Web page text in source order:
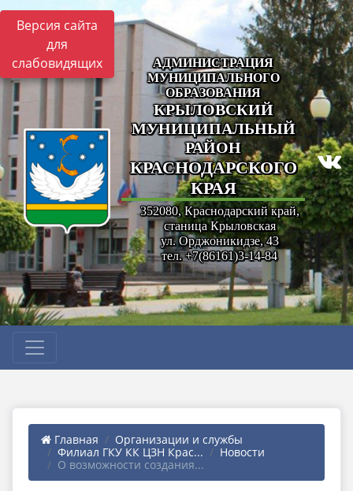
Версия сайта
для
слабовидящих
АДМИНИСТРАЦИЯ
МУНИЦИПАЛЬНОГО
ОБРАЗОВАНИЯ
КРЫЛОВСКИЙ
МУНИЦИПАЛЬНЫЙ
РАЙОН
КРАСНОДАРСКОГО
КРАЯ
352080, Краснодарский край,
станица Крыловская
ул. Орджоникидзе, 43
тел. +7(86161)3-14-84
Главная
Организации и службы
Филиал ГКУ КК ЦЗН Крас...
Новости
О возможности создания...